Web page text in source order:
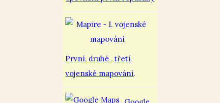
První, druhé ,třetí
vojenské mapování.